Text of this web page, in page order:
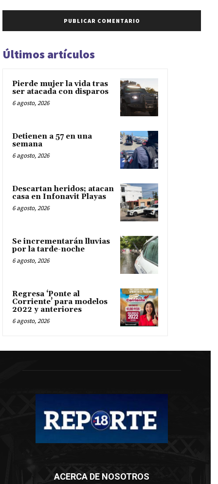
Últimos artículos
Pierde mujer la vida tras
ser atacada con disparos
6 agosto, 2026
Detienen a 57 en una
semana
6 agosto, 2026
Descartan heridos; atacan
casa en Infonavit Playas
6 agosto, 2026
Se incrementarán lluvias
por la tarde-noche
6 agosto, 2026
Regresa ‘Ponte al
Corriente’ para modelos
2022 y anteriores
6 agosto, 2026
ACERCA DE NOSOTROS